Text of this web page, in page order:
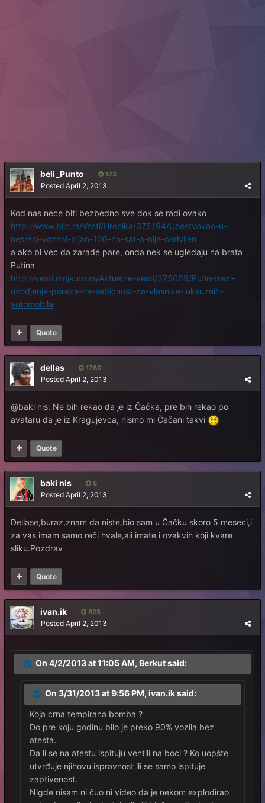
beli_Punto 123
Posted April 2, 2013
Kod nas nece biti bezbedno sve dok se radi ovako
http://www.blic.rs/Vesti/Hronika/375194/Ucestvovao-u-
nesreci-vozeci-pijan-100-na-sat-a-nije-okrivljen
a ako bi vec da zarade pare, onda nek se ugledaju na brata
Putina
http://vesti.mojauto.rs/Aktuelne-vesti/375069/Putin-trazi-
uvodjenje-poreza-na-sebicnost-za-vlasnike-luksuznih-
automobila
Quote
dellas 1780
Posted April 2, 2013
@baki nis: Ne bih rekao da je iz Čačka, pre bih rekao po
avataru da je iz Kragujevca, nismo mi Čačani takvi
Quote
baki nis 6
Posted April 2, 2013
Dellase,buraz,znam da niste,bio sam u Čačku skoro 5 meseci,i
za vas imam samo reči hvale,ali imate i ovakvih koji kvare
sliku.Pozdrav
Quote
ivan.ik 625
Posted April 2, 2013
On 4/2/2013 at 11:05 AM, Berkut said:
On 3/31/2013 at 9:56 PM, ivan.ik said:
Koja crna tempirana bomba ?
Do pre koju godinu bilo je preko 90% vozila bez
atesta.
Da li se na atestu ispituju ventili na boci ? Ko uopšte
utvrđuje njihovu ispravnost ili se samo ispituje
zaptivenost.
Nigde nisam ni čuo ni video da je nekom explodirao